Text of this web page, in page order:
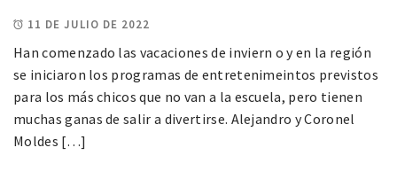
11 DE JULIO DE 2022
Han comenzado las vacaciones de inviern o y en la región
se iniciaron los programas de entretenimeintos previstos
para los más chicos que no van a la escuela, pero tienen
muchas ganas de salir a divertirse. Alejandro y Coronel
Moldes […]